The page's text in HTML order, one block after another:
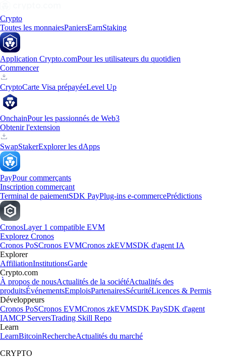
Crypto
Toutes les monnaiesPaniersEarnStaking
Application Crypto.comPour les utilisateurs du quotidien
Commencer
CryptoCarte Visa prépayéeLevel Up
OnchainPour les passionnés de Web3
Obtenir l'extension
SwapStakerExplorer les dApps
PayPour commerçants
Inscription commerçant
Terminal de paiementSDK PayPlug-ins e-commercePrédictions
CronosLayer 1 compatible EVM
Explorez Cronos
Cronos PoSCronos EVMCronos zkEVMSDK d'agent IA
Explorer
AffiliationInstitutionsGarde
Crypto.com
À propos de nousActualités de la sociétéActualités des
produitsÉvénementsEmploisPartenairesSécuritéLicences & Permis
Développeurs
Cronos PoSCronos EVMCronos zkEVMSDK PaySDK d'agent
IAMCP ServersTrading Skill Repo
Learn
LearnBitcoinRechercheActualités du marché
CRYPTO